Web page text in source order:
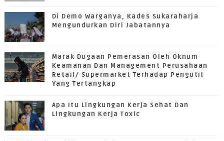
Di Demo Warganya, Kades Sukaraharja
Mengundurkan Diri Jabatannya
Marak Dugaan Pemerasan Oleh Oknum
Keamanan Dan Management Perusahaan
Retail/ Supermarket Terhadap Pengutil
Yang Tertangkap
Apa Itu Lingkungan Kerja Sehat Dan
Lingkungan Kerja Toxic